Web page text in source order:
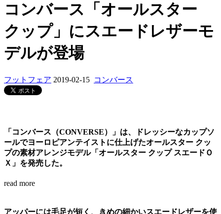
コンバース「オールスター
クップ」にスエードレザーモ
デルが登場
フットフェア 2019-02-15 コンバース
「コンバース（CONVERSE）」は、ドレッシーなカップソ
ールでヨーロピアンテイストに仕上げたオールスター クッ
プの素材アレンジモデル「オールスター クップ スエードＯ
Ｘ」を発売した。
read more
アッパーには毛足が短く、きめの細かいスエードレザーを使